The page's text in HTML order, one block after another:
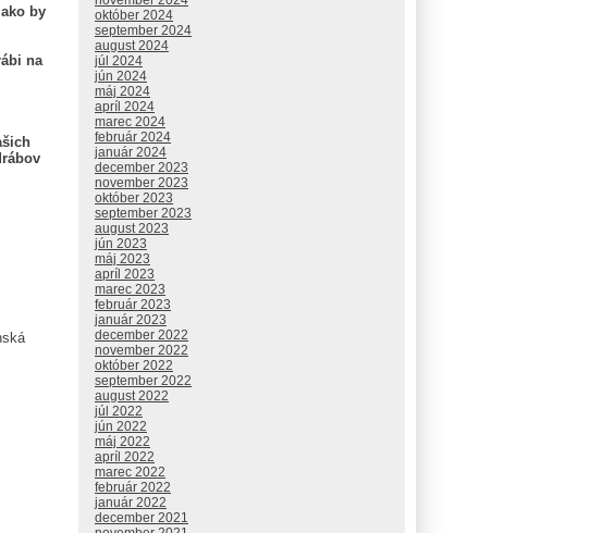
by
na
október 2024
september 2024
august 2024
júl 2024
jún 2024
máj 2024
apríl 2024
marec 2024
február 2024
január 2024
december 2023
november 2023
október 2023
september 2023
august 2023
jún 2023
máj 2023
apríl 2023
marec 2023
február 2023
január 2023
december 2022
november 2022
október 2022
september 2022
august 2022
júl 2022
jún 2022
máj 2022
apríl 2022
marec 2022
február 2022
január 2022
december 2021